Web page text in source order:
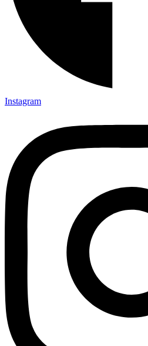
Instagram